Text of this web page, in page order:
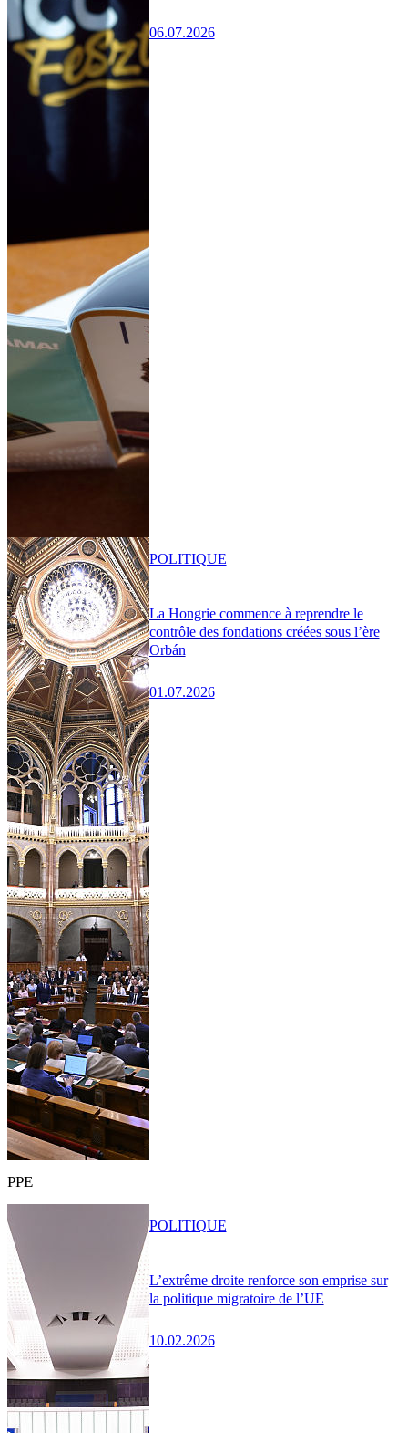
06.07.2026
La Hongrie commence à reprendre le
contrôle des fondations créées sous l’ère
Orbán
01.07.2026
POLITIQUE
PPE
L’extrême droite renforce son emprise sur
la politique migratoire de l’UE
10.02.2026
POLITIQUE